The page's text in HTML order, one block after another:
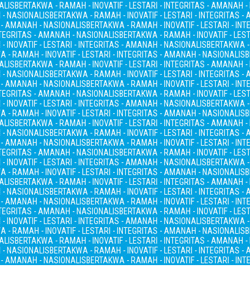
BERTAKWA - RAMAH - INOVATIF - LESTARI - INTEGRITAS - AMANAH
- NASIONALISBERTAKWA - RAMAH - INOVATIF - LESTARI - INTEGRITAS
- AMANAH - NASIONALISBERTAKWA - RAMAH - INOVATIF - LESTARI -
- AMANAH - NASIONALISBERTAKWA - RAMAH - INOVATIF -
INOVATIF - LESTARI - INTEGRITAS - AMANAH - NASIONALISBERTAKWA
- RAMAH - INOVATIF - LESTARI - INTEGRITAS - AMANAH - NASIONALIS
BERTAKWA - RAMAH - INOVATIF - LESTARI - INTEGRITAS - AMANAH
- NASIONALISBERTAKWA - RAMAH - INOVATIF - LESTARI - INTEGRITAS
- AMANAH - NASIONALISBERTAKWA - RAMAH - INOVATIF - LESTARI -
- AMANAH - NASIONALISBERTAKWA - RAMAH - INOVATIF -
INOVATIF - LESTARI - INTEGRITAS - AMANAH - NASIONALISBERTAKWA
- RAMAH - INOVATIF - LESTARI - INTEGRITAS - AMANAH - NASIONALIS
BERTAKWA - RAMAH - INOVATIF - LESTARI - INTEGRITAS - AMANAH
- NASIONALISBERTAKWA - RAMAH - INOVATIF - LESTARI - INTEGRITAS
- AMANAH - NASIONALISBERTAKWA - RAMAH - INOVATIF - LESTARI -
- AMANAH - NASIONALISBERTAKWA - RAMAH - INOVATIF -
INOVATIF - LESTARI - INTEGRITAS - AMANAH - NASIONALISBERTAKWA
- RAMAH - INOVATIF - LESTARI - INTEGRITAS - AMANAH - NASIONALIS
BERTAKWA - RAMAH - INOVATIF - LESTARI - INTEGRITAS - AMANAH
- NASIONALISBERTAKWA - RAMAH - INOVATIF - LESTARI - INTEGRITAS
- AMANAH - NASIONALISBERTAKWA - RAMAH - INOVATIF - LESTARI -
- AMANAH - NASIONALISBERTAKWA - RAMAH - INOVATIF -
INOVATIF - LESTARI - INTEGRITAS - AMANAH - NASIONALISBERTAKWA
- RAMAH - INOVATIF - LESTARI - INTEGRITAS - AMANAH - NASIONALIS
BERTAKWA - RAMAH - INOVATIF - LESTARI - INTEGRITAS - AMANAH
- NASIONALISBERTAKWA - RAMAH - INOVATIF - LESTARI - INTEGRITAS
- AMANAH - NASIONALISBERTAKWA - RAMAH - INOVATIF - LESTARI -